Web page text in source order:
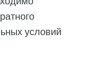
условий